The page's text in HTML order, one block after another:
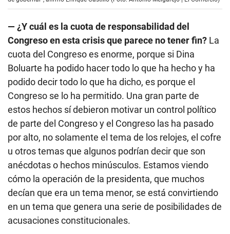
— ¿Y cuál es la cuota de responsabilidad del
Congreso en esta crisis que parece no tener fin? La
cuota del Congreso es enorme, porque si Dina
Boluarte ha podido hacer todo lo que ha hecho y ha
podido decir todo lo que ha dicho, es porque el
Congreso se lo ha permitido. Una gran parte de
estos hechos sí debieron motivar un control político
de parte del Congreso y el Congreso las ha pasado
por alto, no solamente el tema de los relojes, el cofre
u otros temas que algunos podrían decir que son
anécdotas o hechos minúsculos. Estamos viendo
cómo la operación de la presidenta, que muchos
decían que era un tema menor, se está convirtiendo
en un tema que genera una serie de posibilidades de
acusaciones constitucionales.